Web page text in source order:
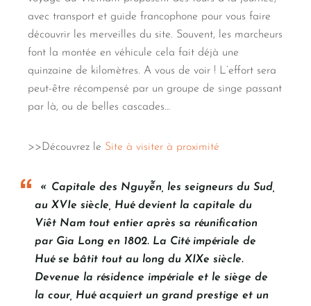
avec transport et guide francophone pour vous faire
découvrir les merveilles du site. Souvent, les marcheurs
font la montée en véhicule cela fait déjà une
quinzaine de kilomètres. A vous de voir ! L’effort sera
peut-être récompensé par un groupe de singe passant
par là, ou de belles cascades…
>>Découvrez le Site à visiter à proximité
« Capitale des Nguyễn, les seigneurs du Sud,
au XVIe siècle, Hué devient la capitale du
Viêt Nam tout entier après sa réunification
par Gia Long en 1802. La Cité impériale de
Hué se bâtit tout au long du XIXe siècle.
Devenue la résidence impériale et le siège de
la cour, Hué acquiert un grand prestige et un